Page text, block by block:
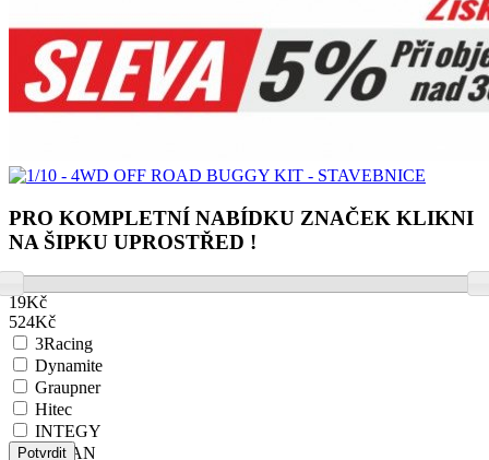
PRO KOMPLETNÍ NABÍDKU ZNAČEK KLIKNI
NA ŠIPKU UPROSTŘED !
19Kč
524Kč
3Racing
Dynamite
Graupner
Hitec
INTEGY
KAVAN
Potvrdit